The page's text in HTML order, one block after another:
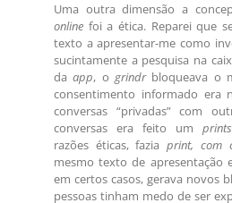
Uma outra dimensão a
online foi a ética. Reparei que
texto a apresentar-me como
sucintamente a pesquisa na
daapp, o grindr bloqueava o
consentimento informado era
conversas “privadas” com
conversas era feito um
razões éticas, faziaprint, com
mesmo texto de apresentação
em certos casos, gerava novos
pessoas tinham medo de ser